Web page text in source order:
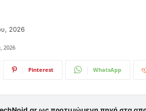
2026
2026
Pinterest WhatsApp